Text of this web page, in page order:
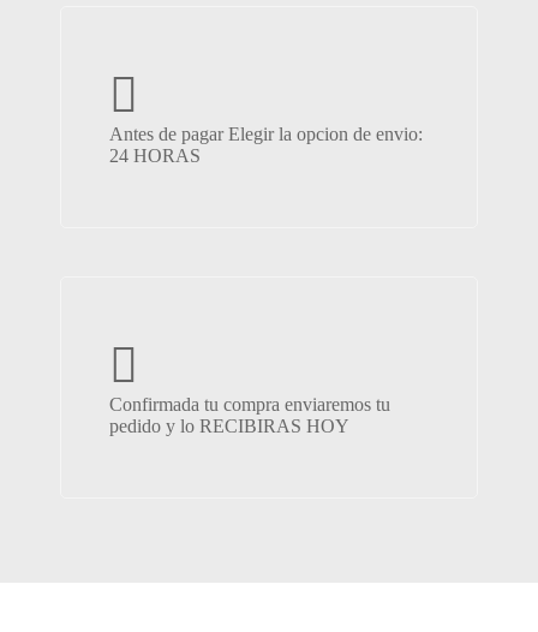
Antes de pagar Elegir la opcion de envio:
24 HORAS
Confirmada tu compra enviaremos tu
pedido y lo RECIBIRAS HOY